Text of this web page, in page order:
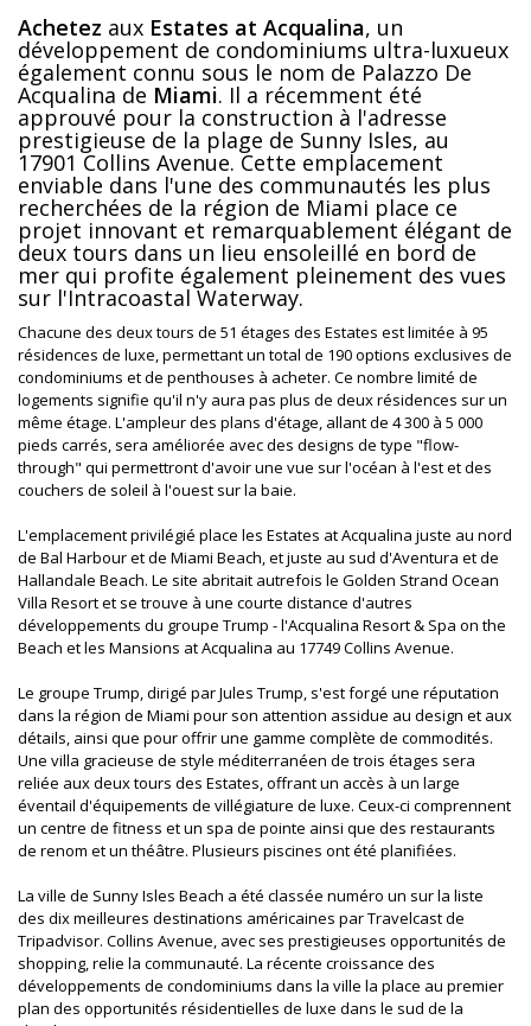
Achetez aux Estates at Acqualina, un
développement de condominiums ultra-luxueux
également connu sous le nom de Palazzo De
Acqualina de Miami. Il a récemment été
approuvé pour la construction à l'adresse
prestigieuse de la plage de Sunny Isles, au
17901 Collins Avenue. Cette emplacement
enviable dans l'une des communautés les plus
recherchées de la région de Miami place ce
projet innovant et remarquablement élégant de
deux tours dans un lieu ensoleillé en bord de
mer qui profite également pleinement des vues
sur l'Intracoastal Waterway.
Chacune des deux tours de 51 étages des Estates est limitée à 95
résidences de luxe, permettant un total de 190 options exclusives de
condominiums et de penthouses à acheter. Ce nombre limité de
logements signifie qu'il n'y aura pas plus de deux résidences sur un
même étage. L'ampleur des plans d'étage, allant de 4 300 à 5 000
pieds carrés, sera améliorée avec des designs de type "flow-
through" qui permettront d'avoir une vue sur l'océan à l'est et des
couchers de soleil à l'ouest sur la baie.
L'emplacement privilégié place les Estates at Acqualina juste au nord
de Bal Harbour et de Miami Beach, et juste au sud d'Aventura et de
Hallandale Beach. Le site abritait autrefois le Golden Strand Ocean
Villa Resort et se trouve à une courte distance d'autres
développements du groupe Trump - l'Acqualina Resort & Spa on the
Beach et les Mansions at Acqualina au 17749 Collins Avenue.
Le groupe Trump, dirigé par Jules Trump, s'est forgé une réputation
dans la région de Miami pour son attention assidue au design et aux
détails, ainsi que pour offrir une gamme complète de commodités.
Une villa gracieuse de style méditerranéen de trois étages sera
reliée aux deux tours des Estates, offrant un accès à un large
éventail d'équipements de villégiature de luxe. Ceux-ci comprennent
un centre de fitness et un spa de pointe ainsi que des restaurants
de renom et un théâtre. Plusieurs piscines ont été planifiées.
La ville de Sunny Isles Beach a été classée numéro un sur la liste
des dix meilleures destinations américaines par Travelcast de
Tripadvisor. Collins Avenue, avec ses prestigieuses opportunités de
shopping, relie la communauté. La récente croissance des
développements de condominiums dans la ville la place au premier
plan des opportunités résidentielles de luxe dans le sud de la